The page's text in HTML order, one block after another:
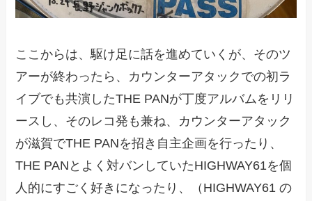
ここからは、駆け足に話を進めていくが、そのツ
アーが終わったら、カウンターアタックでの初ラ
イブでも共演したTHE PANが丁度アルバムをリリ
ースし、そのレコ発も兼ね、カウンターアタック
が滋賀でTHE PANを招き自主企画を行ったり、
THE PANとよく対バンしていたHIGHWAY61を個
人的にすごく好きになったり、（HIGHWAY61 の